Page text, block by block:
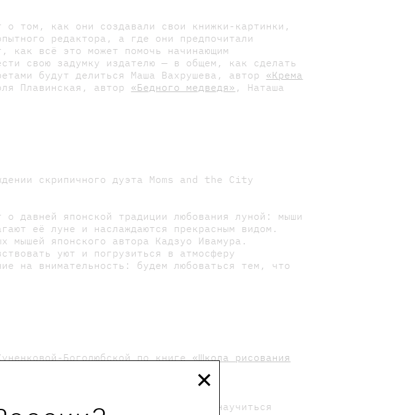
×
о том, как они создавали свои книжки-картинки,
редактора, а где они предпочитали
как всё это может помочь начинающим
свою задумку издателю — в общем, как сделать
будут делиться Маша Вахрушева, автор «Крема
Плавинская, автор «Бедного медведя» , Наташа
скрипичного дуэта Moms and the City
давней японской традиции любования луной: мыши
её луне и наслаждаются прекрасным видом.
мышей японского автора Кадзуо Ивамура.
уют и погрузиться в атмосферу
на внимательность: будем любоваться тем, что
Боголюбской по книге «Школа рисования
набор учеников! Каждый хотел бы научиться